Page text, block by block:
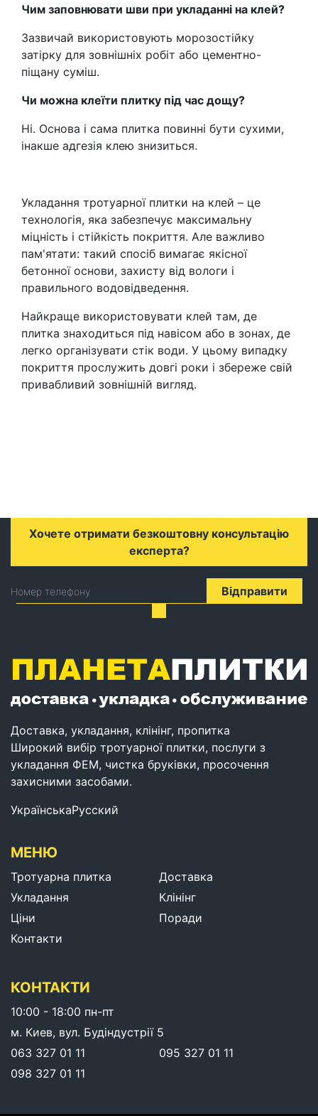
Чим заповнювати шви при укладанні на клей?
Зазвичай використовують морозостійку
затірку для зовнішніх робіт або цементно-
піщану суміш.
Чи можна клеїти плитку під час дощу?
Ні. Основа і сама плитка повинні бути сухими,
інакше адгезія клею знизиться.
Укладання тротуарної плитки на клей – це
технологія, яка забезпечує максимальну
міцність і стійкість покриття. Але важливо
пам'ятати: такий спосіб вимагає якісної
бетонної основи, захисту від вологи і
правильного водовідведення.
Найкраще використовувати клей там, де
плитка знаходиться під навісом або в зонах, де
легко організувати стік води. У цьому випадку
покриття прослужить довгі роки і збереже свій
привабливий зовнішній вигляд.
Хочете отримати безкоштовну консультацію
експерта?
Номер телефону Відправити
Доставка, укладання, клінінг, пропитка
Широкий вибір тротуарної плитки, послуги з
укладання ФЕМ, чистка бруківки, просочення
захисними засобами.
УкраїнськаРусский
МЕНЮ
Тротуарна плитка
Доставка
Укладання
Клінінг
Ціни
Поради
Контакти
КОНТАКТИ
10:00 - 18:00 пн-пт
м. Киев, вул. Будіндустрії 5
063 327 01 11
095 327 01 11
098 327 01 11